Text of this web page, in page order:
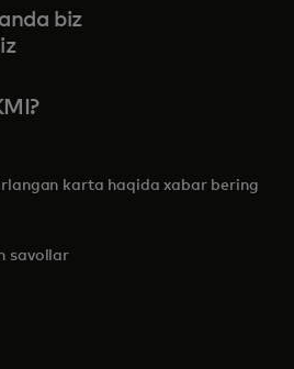
biz
karta haqida xabar bering
savollar